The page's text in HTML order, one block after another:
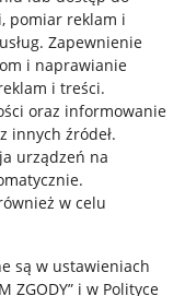
pomiar reklam i
. Zapewnienie
i naprawianie
i treści.
oraz informowanie
innych źródeł.
urządzeń na
.
w celu
są w ustawieniach
ZGODY” i w Polityce